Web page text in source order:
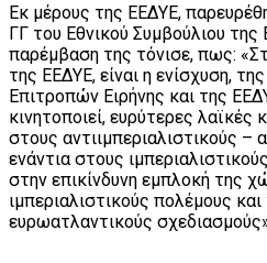
Εκ μέρους της ΕΕΔΥΕ,
ΓΓ του Εθνικού Συμβούλιου
παρέμβαση της τόνισε, πως:
της ΕΕΔΥΕ, είναι η ενίσχυση,
Επιτροπών Ειρήνης και της
κινητοποιεί, ευρύτερες λαϊκές
στους αντιιμπεριαλιστικούς –
ενάντια στους
στην επικίνδυνη εμπλοκή της
ιμπεριαλιστικούς πολέμους
ευρωατλαντικούς